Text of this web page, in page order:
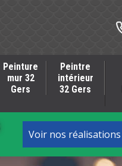
Peinture
mur 32
Gers
Peintre
intérieur
32 Gers
Voir nos réalisations